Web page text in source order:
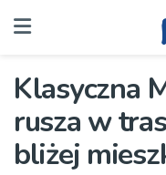
Klasyczna
rusza w
bliżej